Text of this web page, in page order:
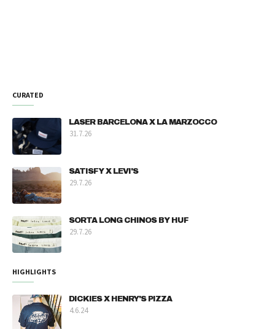
CURATED
LASER BARCELONA X LA MARZOCCO
31.7.26
SATISFY X LEVI'S
29.7.26
SORTA LONG CHINOS BY HUF
29.7.26
HIGHLIGHTS
DICKIES X HENRY'S PIZZA
4.6.24